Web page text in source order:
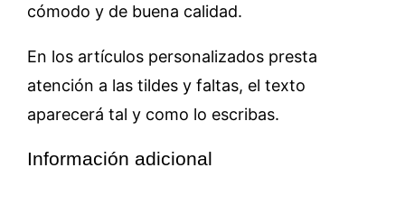
cómodo y de buena calidad.
En los artículos personalizados presta
atención a las tildes y faltas, el texto
aparecerá tal y como lo escribas.
Información adicional